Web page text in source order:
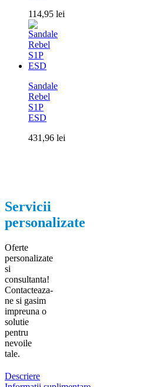
114,95 lei
Sandale
Rebel
S1P
ESD
431,96 lei
Servicii
personalizate
Oferte
personalizate
si
consultanta!
Contacteaza-
ne si gasim
impreuna o
solutie
pentru
nevoile
tale.
Descriere